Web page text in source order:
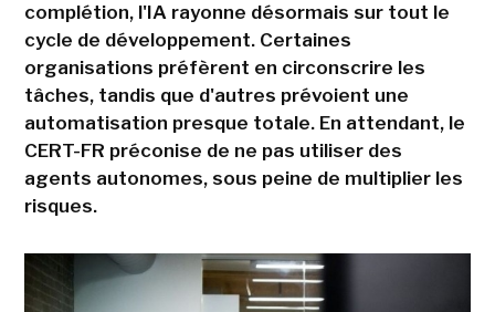
complétion, l'IA rayonne désormais sur tout le
cycle de développement. Certaines
organisations préfèrent en circonscrire les
tâches, tandis que d'autres prévoient une
automatisation presque totale. En attendant, le
CERT-FR préconise de ne pas utiliser des
agents autonomes, sous peine de multiplier les
risques.